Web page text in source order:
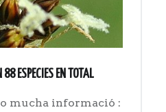
ESPECIES EN TOTAL
mucha informació :